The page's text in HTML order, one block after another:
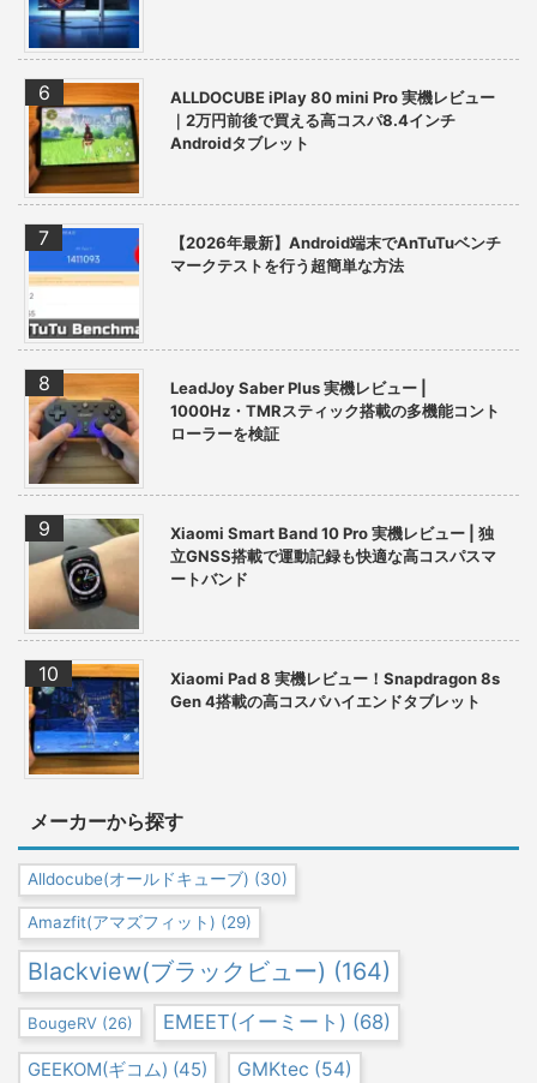
ALLDOCUBE iPlay 80 mini Pro 実機レビュー
｜2万円前後で買える高コスパ8.4インチ
Androidタブレット
【2026年最新】Android端末でAnTuTuベンチ
マークテストを行う超簡単な方法
LeadJoy Saber Plus 実機レビュー |
1000Hz・TMRスティック搭載の多機能コント
ローラーを検証
Xiaomi Smart Band 10 Pro 実機レビュー | 独
立GNSS搭載で運動記録も快適な高コスパスマ
ートバンド
Xiaomi Pad 8 実機レビュー！Snapdragon 8s
Gen 4搭載の高コスパハイエンドタブレット
メーカーから探す
Alldocube(オールドキューブ) (30)
Amazfit(アマズフィット) (29)
Blackview(ブラックビュー) (164)
BougeRV (26) EMEET(イーミート) (68)
GEEKOM(ギコム) (45) GMKtec (54)